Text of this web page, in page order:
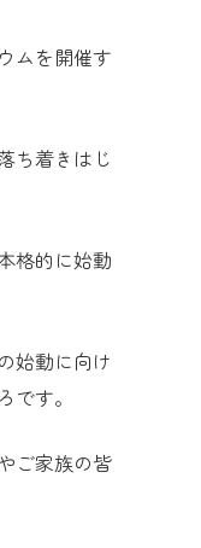
ムを開催す
ち着きはじ
格的に始動
始動に向け
です。
ご家族の皆